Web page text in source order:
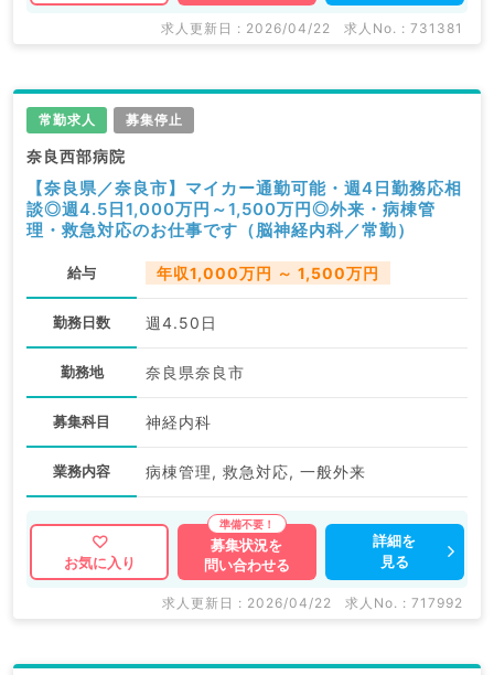
求人更新日 : 2026/04/22 求人No. : 731381
常勤求人 募集停止
奈良西部病院
【奈良県／奈良市】マイカー通勤可能・週4日勤務応相
談◎週4.5日1,000万円～1,500万円◎外来・病棟管
理・救急対応のお仕事です（脳神経内科／常勤）
給与 年収1,000万円 ～ 1,500万円
勤務日数 週4.50日
勤務地 奈良県奈良市
募集科目 神経内科
業務内容 病棟管理, 救急対応, 一般外来
お気に入り
募集状況を
問い合わせる
詳細を
見る
求人更新日 : 2026/04/22 求人No. : 717992